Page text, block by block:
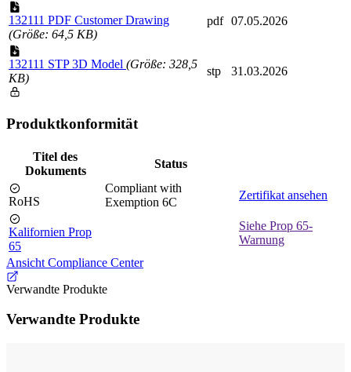
132111 PDF Customer Drawing
(Größe: 64,5 KB)
pdf 07.05.2026
132111 STP 3D Model (Größe: 328,5
KB)
stp 31.03.2026
Produktkonformität
Titel des
Dokuments
Status
RoHS
Compliant with
Exemption 6C
Zertifikat ansehen
Kalifornien Prop
65
Siehe Prop 65-
Warnung
Ansicht Compliance Center
Verwandte Produkte
Verwandte Produkte